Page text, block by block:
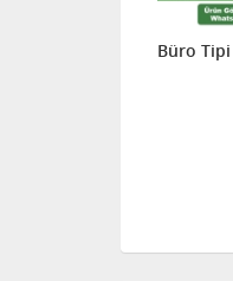
Büro Tipi